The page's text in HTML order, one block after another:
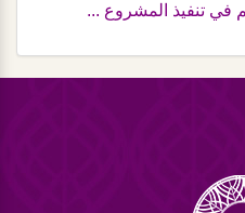
في تنفيذ المشروع ...